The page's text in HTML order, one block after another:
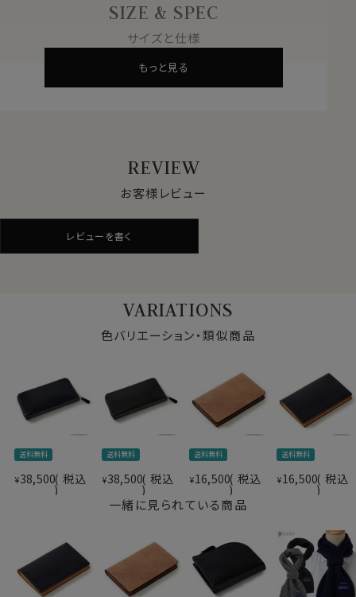
-コードバンの特性を活かしたシンプルなデザイ
コードバン -Cordovan-
「革のダイヤモンド」と喩えられるほど希少価値の高い農
1頭から採れるコードバンの量はごくわずかであり、
スイフトレザー -Swift Leather-
革へのこだわりはもちろん、内張りや配色にも質とデザイ
革のダイヤモンド「コードバン」を使用し、
他にはない高品質な革財布に仕上げました。
経年変化するコードバンならではの「味」をお楽しみくだ
表側=コードバン
無地
色
表側=ブラック 黒
内側=ブルー 青
SIZE & SPEC
サイズと仕様
もっと見る
REVIEW
お客様レビュー
レビューを書く
VARIATIONS
色バリエーション・類似商品
送料無料
¥38,500 税込
送料無料
¥38,500 税込
送料無料
¥16,500 税込
送料無料
¥16,500 税込
一緒に見られている商品